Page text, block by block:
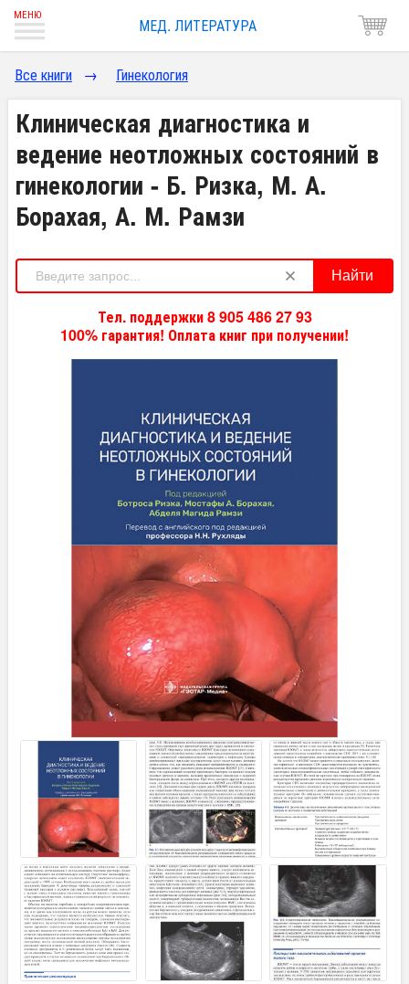
МЕД. ЛИТЕРАТУРА
Все книги → Гинекология
Клиническая диагностика и
ведение неотложных состояний в
гинекологии - Б. Ризка, М. А.
Борахая, А. М. Рамзи
Найти
Тел. поддержки 8 905 486 27 93
100% гарантия! Оплата книг при получении!